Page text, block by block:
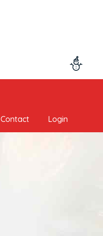
Contact Login